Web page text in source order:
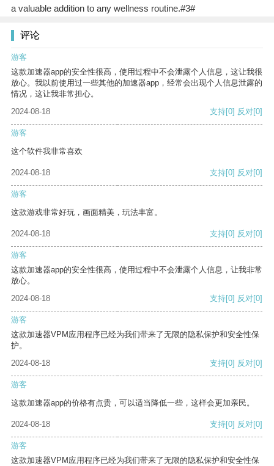
a valuable addition to any wellness routine.#3#
评论
游客
这款加速器app的安全性很高，使用过程中不会泄露个人信息，这让我很
放心。我以前使用过一些其他的加速器app，经常会出现个人信息泄露的
情况，这让我非常担心。
2024-08-18
支持[0] 反对[0]
游客
这个软件我非常喜欢
2024-08-18 支持[0] 反对[0]
游客
这款游戏非常好玩，画面精美，玩法丰富。
2024-08-18 支持[0] 反对[0]
游客
这款加速器app的安全性很高，使用过程中不会泄露个人信息，让我非常
放心。
2024-08-18
支持[0] 反对[0]
游客
这款加速器VPM应用程序已经为我们带来了无限的隐私保护和安全性保
护。
2024-08-18
支持[0] 反对[0]
游客
这款加速器app的价格有点贵，可以适当降低一些，这样会更加亲民。
2024-08-18 支持[0] 反对[0]
游客
这款加速器VPM应用程序已经为我们带来了无限的隐私保护和安全性保